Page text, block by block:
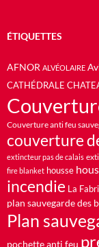
ÉTIQUETTES
AFNOR ALVÉOLAIRE
CATHÉDRALE
Couverture anti feu
couverture
extincteur pas de calais
fire blanket housse
incendie La
plan sauvegarde des
Plan
pochette anti feu